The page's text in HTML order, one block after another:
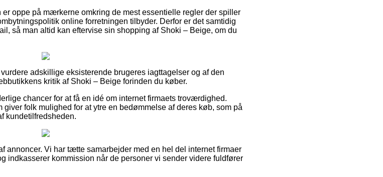
oppe på mærkerne omkring de mest essentielle regler der spiller
online forretningen tilbyder. Derfor er det samtidig
så man altid kan eftervise sin shopping af Shoki – Beige, om du
adskillige eksisterende brugeres iagttagelser og af den
kritik af Shoki – Beige forinden du køber.
chancer for at få en idé om internet firmaets troværdighed.
folk mulighed for at ytre en bedømmelse af deres køb, som på
kundetilfredsheden.
annoncer. Vi har tætte samarbejder med en hel del internet firmaer
indkasserer kommission når de personer vi sender videre fuldfører